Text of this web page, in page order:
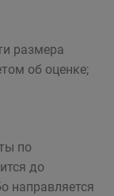
размера
об оценке;
по
до
направляется